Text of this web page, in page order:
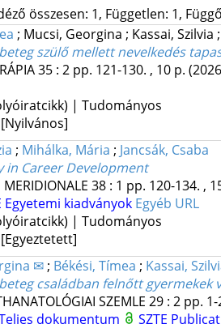
összesen: 1, Független: 1,
; Mucsi, Georgina ; Kassai, Szilvia
szülő mellett nevelkedés
35: 2 pp. 121-130. , 10 p.
| Tudományos
[Nyilvános]
; Mihálka, Mária ; Jancsák, Csaba
in Career Development
MERIDIONALE 38: 1 pp. 120-134. ,
Egyetemi kiadványok Egyéb URL
| Tudományos
[Egyeztetett]
✉; Békési, Tímea ; Kassai,
családban felnőtt gyermekek
SZEMLE 29: 2 pp.
dokumentum SZTE